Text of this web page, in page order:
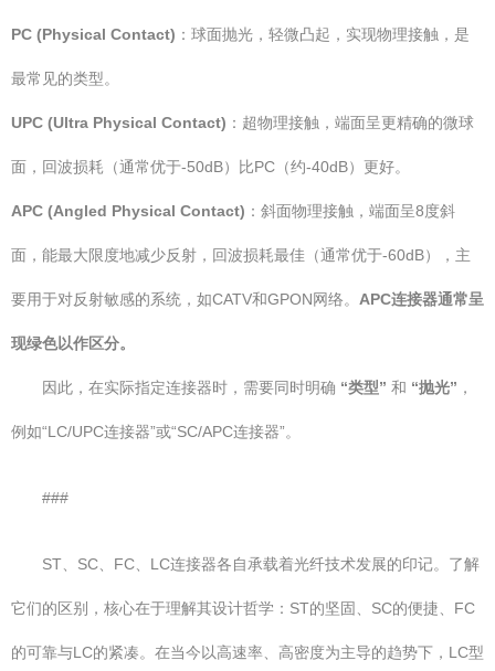
PC (Physical Contact) ：球面抛光，轻微凸起，实现物理接触，是
最常见的类型。
UPC (Ultra Physical Contact) ：超物理接触，端面呈更精确的微球
面，回波损耗（通常优于-50dB）比PC（约-40dB）更好。
APC (Angled Physical Contact) ：斜面物理接触，端面呈8度斜
面，能最大限度地减少反射，回波损耗最佳（通常优于-60dB），主
要用于对反射敏感的系统，如CATV和GPON网络。 APC连接器通常呈
现绿色以作区分。
因此，在实际指定连接器时，需要同时明确 “类型” 和 “抛光” ，
例如“LC/UPC连接器”或“SC/APC连接器”。
###
ST、SC、FC、LC连接器各自承载着光纤技术发展的印记。了解
它们的区别，核心在于理解其设计哲学：ST的坚固、SC的便捷、FC
的可靠与LC的紧凑。在当今以高速率、高密度为主导的趋势下，LC型